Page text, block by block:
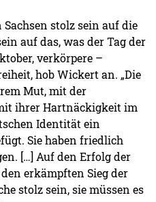
stolz sein auf die
auf das, was der Tag der
verkörpere –
hob Wickert an. „Die
Mut, mit der
ihrer Hartnäckigkeit im
Identität ein
Sie haben friedlich
[…] Auf den Erfolg der
erkämpften Sieg der
stolz sein, sie müssen es